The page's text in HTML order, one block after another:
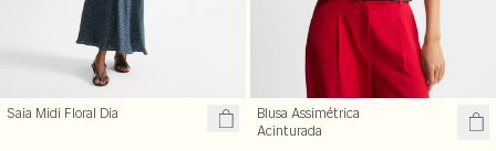
Saia Midi Floral Dia
Blusa Assimétrica
Acinturada